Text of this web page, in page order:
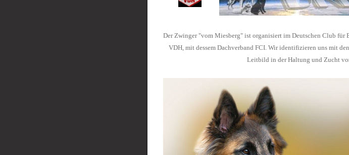
Der Zwinger "vom Miesberg" ist organisiert im Deutschen Club für
VDH, mit dessem Dachverband FCI. Wir identifizieren uns mit
Leitbild in der Haltung und Zucht